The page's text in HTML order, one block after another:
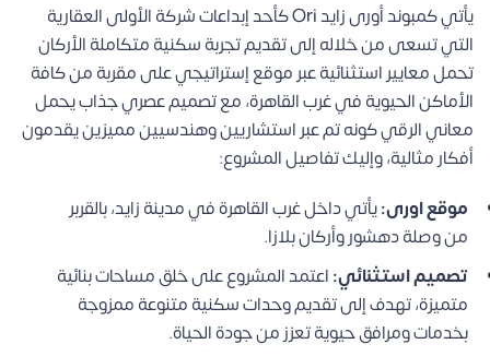
يأتي كمبوند أورى زايد Ori كأحد إبداعات شركة الأولى العقارية
التي تسعى من خلاله إلى تقديم تجربة سكنية متكاملة الأركان
تحمل معايير استثنائية عبر موقع إستراتيجي على مقربة من كافة
الأماكن الحيوية في غرب القاهرة، مع تصميم عصري جذاب يحمل
معاني الرقي كونه تم عبر استشاريين وهندسيين مميزين يقدمون
أفكار مثالية، وإليك تفاصيل المشروع:
موقع اورى:يأتي داخل غرب القاهرة في مدينة زايد، بالقربر
من وصلة دهشور وأركان بلازا.
تصميم استثنائي:اعتمد المشروع على خلق مساحات بنائية
متميزة، تهدف إلى تقديم وحدات سكنية متنوعة ممزوجة
بخدمات ومرافق حيوية تعزز من جودة الحياة.